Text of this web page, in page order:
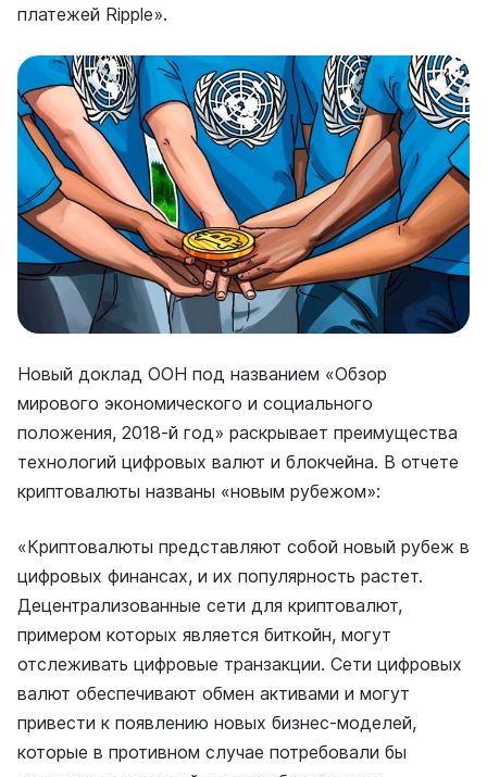
платежей Ripple».
Новый доклад ООН под названием «Обзор
мирового экономического и социального
положения, 2018-й год» раскрывает преимущества
технологий цифровых валют и блокчейна. В отчете
криптовалюты названы «новым рубежом»:
«Криптовалюты представляют собой новый рубеж в
цифровых финансах, и их популярность растет.
Децентрализованные сети для криптовалют,
примером которых является биткойн, могут
отслеживать цифровые транзакции. Сети цифровых
валют обеспечивают обмен активами и могут
привести к появлению новых бизнес-моделей,
которые в противном случае потребовали бы